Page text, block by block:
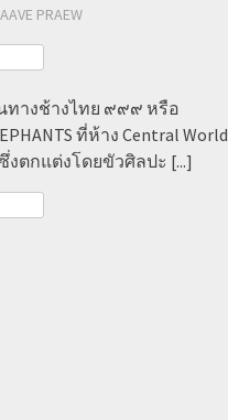
PRAEW
ทางช้างไทย ๙๙๙ หรือ
ที่ห้าง Central World
งตกแต่งโดยขัวศิลปะ [...]